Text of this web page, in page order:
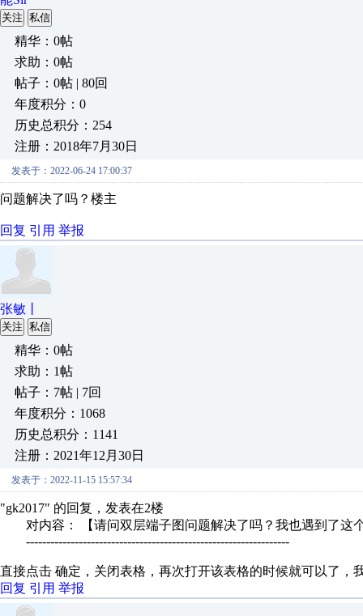
关注 私信
精华：0帖
求助：0帖
帖子：0帖 | 80回
年度积分：0
历史总积分：254
注册：2018年7月30日
发表于：2022-06-24 17:00:37
问题解决了吗？楼主
回复 引用 举报
张敏丨
关注 私信
精华：0帖
求助：1帖
帖子：7帖 | 7回
年度积分：1068
历史总积分：1141
注册：2021年12月30日
发表于：2022-11-15 15:57:34
"gk2017" 的回复，发表在2楼
对内容： 【请问双层端子图问题解决了吗？我也遇到了这
-----------------------------------------------------------------
直接点击 确定，关闭表格，再次打开该表格的时候就可以了，
回复 引用 举报